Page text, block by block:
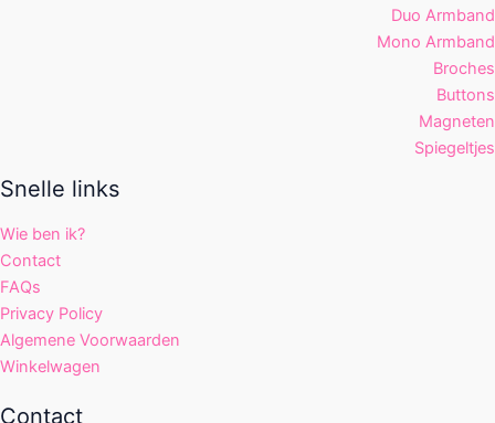
Duo Armband
Mono Armband
Broches
Buttons
Magneten
Spiegeltjes
Snelle links
Wie ben ik?
Contact
FAQs
Privacy Policy
Algemene Voorwaarden
Winkelwagen
Contact